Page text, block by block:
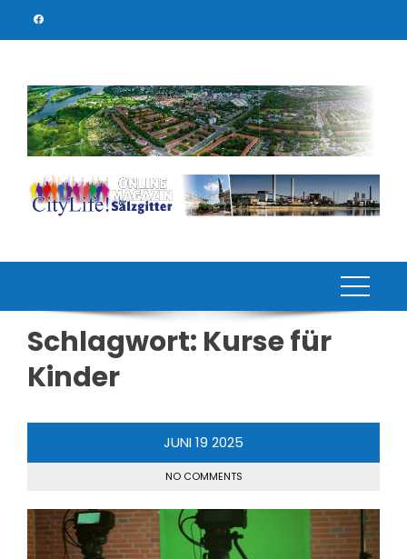
Schlagwort: Kurse für
Kinder
JUNI19 2025
NO COMMENTS